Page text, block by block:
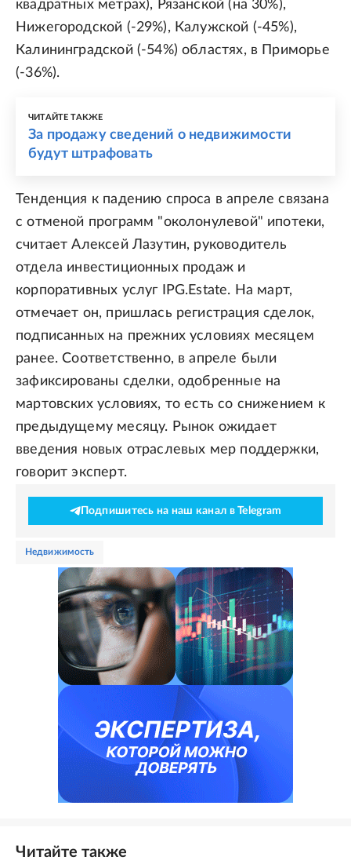
квадратных метрах), Рязанской (на 30%),
Нижегородской (-29%), Калужской (-45%),
Калининградской (-54%) областях, в Приморье
(-36%).
ЧИТАЙТЕ ТАКЖЕ
За продажу сведений о недвижимости
будут штрафовать
Тенденция к падению спроса в апреле связана
с отменой программ "околонулевой" ипотеки,
считает Алексей Лазутин, руководитель
отдела инвестиционных продаж и
корпоративных услуг IPG.Estate. На март,
отмечает он, пришлась регистрация сделок,
подписанных на прежних условиях месяцем
ранее. Соответственно, в апреле были
зафиксированы сделки, одобренные на
мартовских условиях, то есть со снижением к
предыдущему месяцу. Рынок ожидает
введения новых отраслевых мер поддержки,
говорит эксперт.
Подпишитесь на наш канал в Telegram
недвижимость
Читайте также